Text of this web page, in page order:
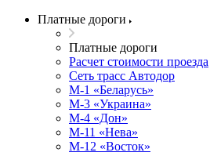
Платные дороги
Платные дороги
Расчет стоимости проезда
Сеть трасс Автодор
М-1 «Беларусь»
М-3 «Украина»
М-4 «Дон»
М-11 «Нева»
М-12 «Восток»